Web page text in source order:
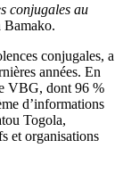
conjugales au
Bamako.
conjugales, a
années. En
VBG, dont 96 %
d’informations
Togola,
et organisations